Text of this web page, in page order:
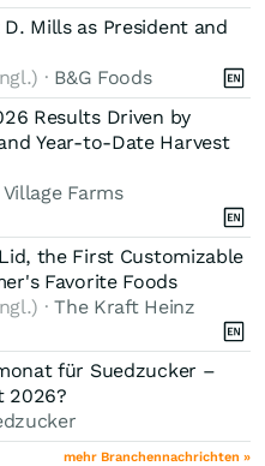
Mills as President and
· B&G Foods
Results Driven by
Year-to-Date Harvest
Village Farms
the First Customizable
Favorite Foods
·The Kraft Heinz
für Suedzucker –
2026?
mehr Branchennachrichten »